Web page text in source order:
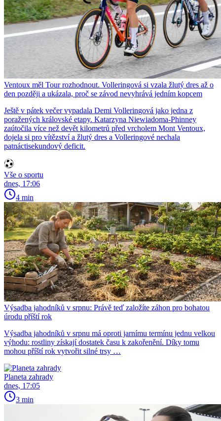
Ventoux měl Tour rozhodnout. Volleringová si vzala žlutý dres až o
den později a ukázala, proč se závod nevyhrává jedním kopcem
Ještě v pátek večer vypadala Demi Volleringová jako jedna z
poražených královské etapy. Katarzyna Niewiadoma-Phinney
zaútočila více než devět kilometrů před vrcholem Mont Ventoux,
dojela si pro vítězství a žlutý dres a Volleringové nechala
patnáctisekundový deficit.
Vše o sportu
dnes, 17:06
4 min
Výsadba jahodníků v srpnu: Právě teď založíte záhon pro bohatou
úrodu příští rok
Výsadba jahodníků v srpnu má oproti jarnímu termínu jednu velkou
výhodu: rostliny získají dostatek času k zakořenění. Díky tomu
mohou příští rok vytvořit silné trsy …
Planeta zahrady
dnes, 17:05
3 min